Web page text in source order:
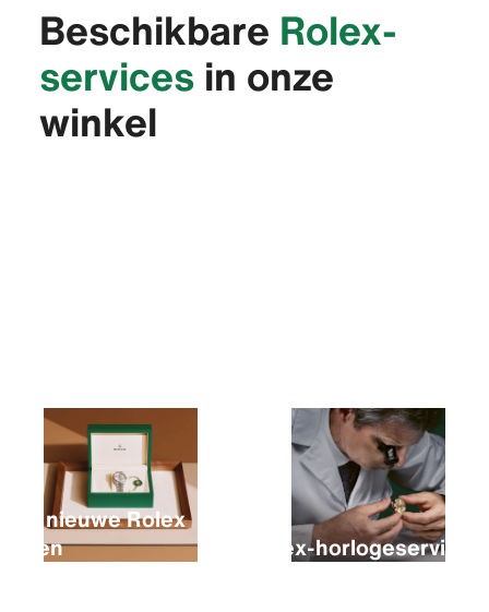
Beschikbare Rolex-
servicesin onze
winkel
Een nieuwe Rolex
kopen
Rolex-horlogeservice